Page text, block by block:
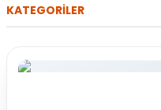
KATEGORİLER